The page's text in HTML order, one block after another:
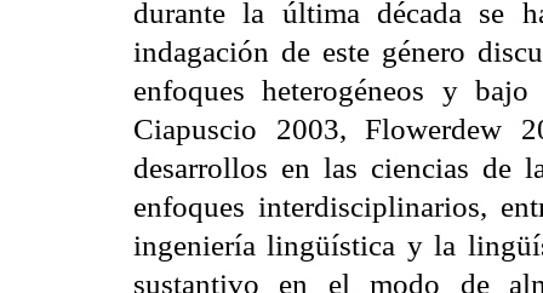
durante la última década se
indagación de este género
enfoques heterogéneos y
Ciapuscio 2003, Flowerdew
desarrollos en las ciencias de
enfoques interdisciplinarios,
ingeniería lingüística y la
sustantivo en el modo de